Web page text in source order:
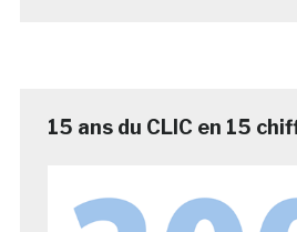
15 ans du CLIC en 15